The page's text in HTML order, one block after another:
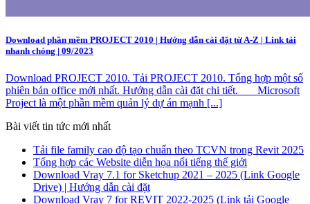
Download phần mềm PROJECT 2010 | Hướng dẫn cài đặt từ A-Z | Link tải
nhanh chóng | 09/2023
Download PROJECT 2010. Tải PROJECT 2010. Tổng hợp một số
phiên bản office mới nhất. Hướng dẫn cài đặt chi tiết. Microsoft
Project là một phần mềm quản lý dự án mạnh [...]
Bài viết tin tức mới nhất
Tải file family cao độ tạo chuẩn theo TCVN trong Revit 2025
Tổng hợp các Website diễn họa nổi tiếng thế giới
Download Vray 7.1 for Sketchup 2021 – 2025 (Link Google
Drive) | Hướng dẫn cài đặt
Download Vray 7 for REVIT 2022-2025 (Link tải Google